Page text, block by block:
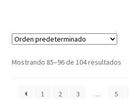
Mostrando 85–96 de 104 resultados
1 2 3 … 5